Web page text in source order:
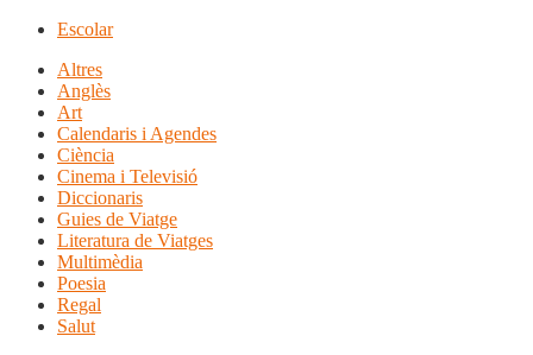
Escolar
Altres
Anglès
Art
Calendaris i Agendes
Ciència
Cinema i Televisió
Diccionaris
Guies de Viatge
Literatura de Viatges
Multimèdia
Poesia
Regal
Salut